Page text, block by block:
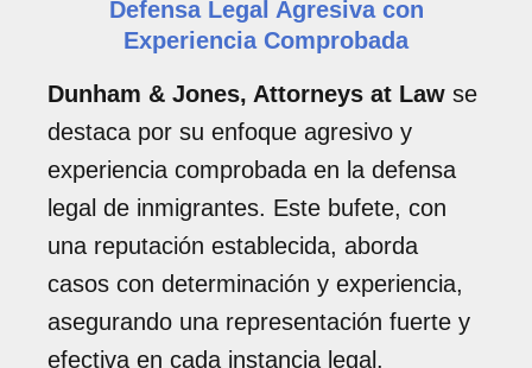
Defensa Legal Agresiva con
Experiencia Comprobada
Dunham & Jones, Attorneys at Law se
destaca por su enfoque agresivo y
experiencia comprobada en la defensa
legal de inmigrantes. Este bufete, con
una reputación establecida, aborda
casos con determinación y experiencia,
asegurando una representación fuerte y
efectiva en cada instancia legal.